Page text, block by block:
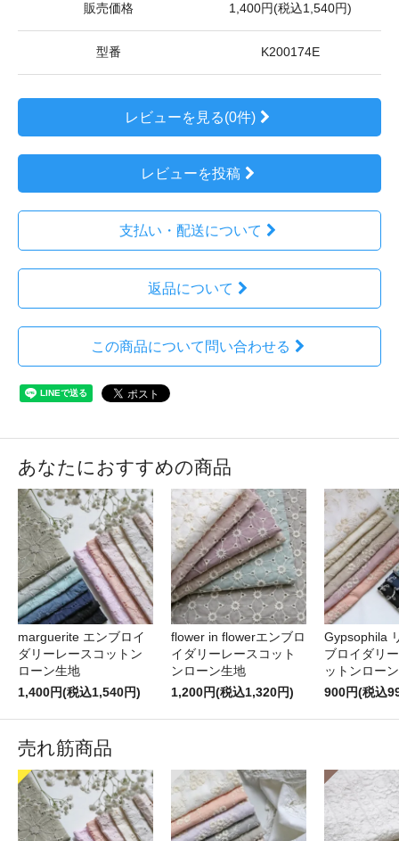
販売価格 1,400円(税込1,540円)
型番 K200174E
レビューを見る(0件)
レビューを投稿
支払い・配送について
返品について
この商品について問い合わせる
あなたにおすすめの商品
marguerite エンブロイ
ダリーレースコットン
ローン生地
1,400円(税込1,540円)
flower in flowerエンブロ
イダリーレースコット
ンローン生地
1,200円(税込1,320円)
Gypsophila
ブロイダリ
ットンロー
900円(税込
売れ筋商品